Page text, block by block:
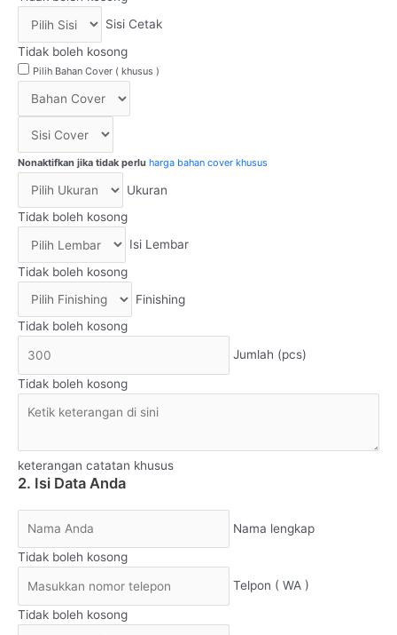
Sisi Cetak
Tidak boleh kosong
Pilih Bahan Cover ( khusus )
Nonaktifkan jika tidak perlu harga bahan cover khusus
Ukuran
Tidak boleh kosong
Isi Lembar
Tidak boleh kosong
Finishing
Tidak boleh kosong
Jumlah (pcs)
Tidak boleh kosong
keterangan catatan khusus
2. Isi Data Anda
Nama lengkap
Tidak boleh kosong
Telpon ( WA )
Tidak boleh kosong